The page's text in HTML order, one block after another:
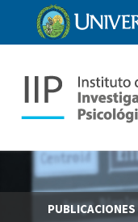
contenido
PUBLICACIONES